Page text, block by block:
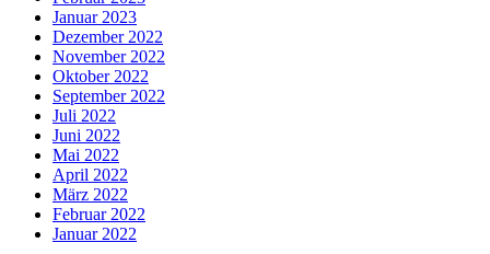
Januar 2023
Dezember 2022
November 2022
Oktober 2022
September 2022
Juli 2022
Juni 2022
Mai 2022
April 2022
März 2022
Februar 2022
Januar 2022